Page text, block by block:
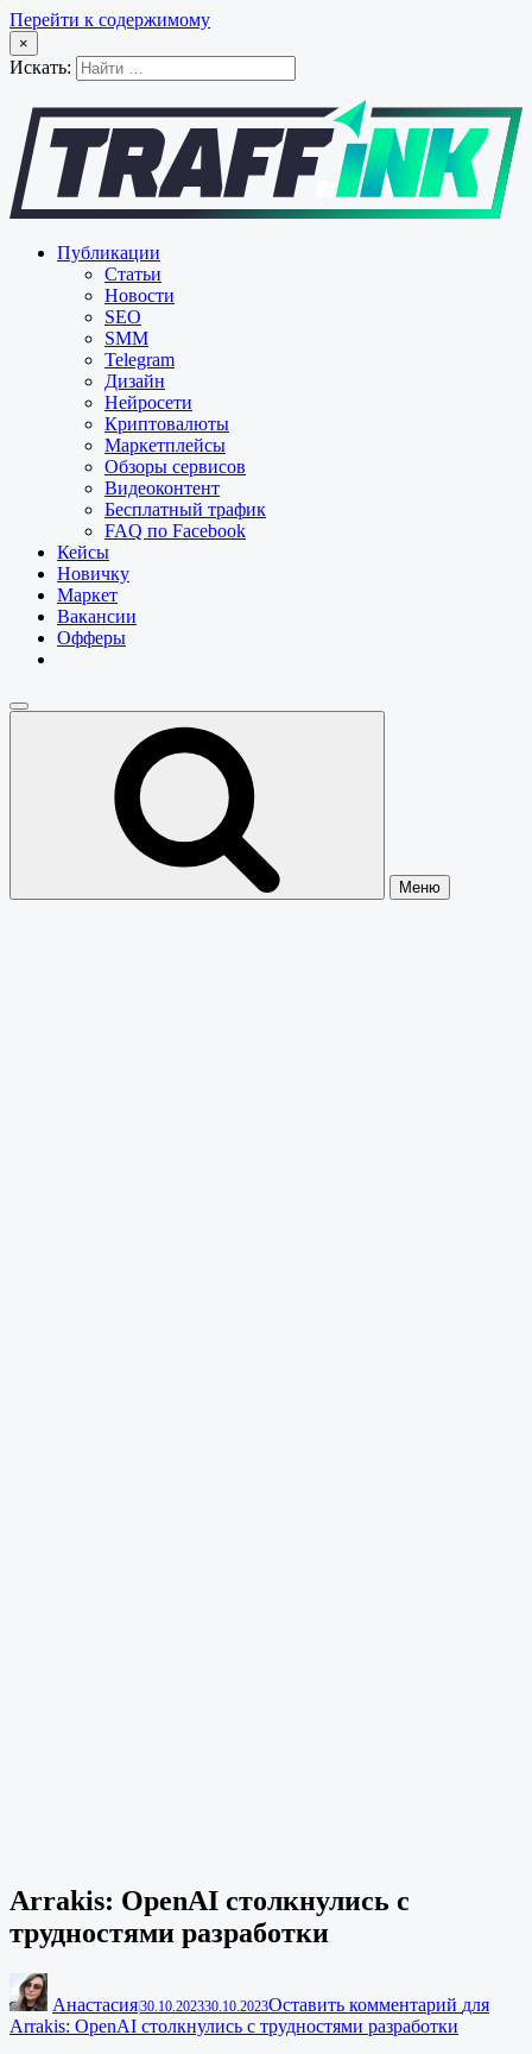
Перейти к содержимому
×
Искать:
Публикации
Статьи
Новости
SEO
SMM
Telegram
Дизайн
Нейросети
Криптовалюты
Маркетплейсы
Обзоры сервисов
Видеоконтент
Бесплатный трафик
FAQ по Facebook
Кейсы
Новичку
Маркет
Вакансии
Офферы
Меню
Arrakis: OpenAI столкнулись с
трудностями разработки
Анастасия30.10.202330.10.2023Оставить комментарий для
Arrakis: OpenAI столкнулись с трудностями разработки